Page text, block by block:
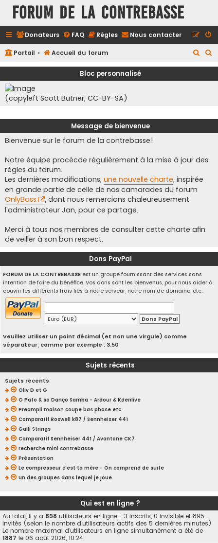
FORUM DE LA CONTREBASSE
Donateurs FAQ Règles Nous contacter
Portail Accueil du forum
e
e
Bloc personnalisé
(copyleft Scott Butner, CC-BY-SA)
Message de bienvenue
Bienvenue sur le forum de la contrebasse!
Notre équipe procècde régulièrement à la mise à jour des
règles du forum.
Les dernières modifications, une nouvelle charte, inspirée
en grande partie de celle de nos camarades du forum
OnlyBass
, dont nous remercions chaleureusement
l'administrateur Jan, pour ce partage.
Merci à tous nos membres de consulter cette charte afin
de veiller à son bon respect.
Dons PayPal
FORUM DE LA CONTREBASSE est un groupe fournissant des services sans
intention de faire du bénéfice. Vos dons sont les bienvenus, pour nous aider à
couvrir les différents frais liés à notre serveur, notre nom de domaine, etc..
Veuillez utiliser un point décimal (et non une virgule) comme
séparateur, comme par exemple : 3.50
Sujets récents
Sujets récents
Oliv D et G
O Pato & so Danço Samba - Ardour & Kdenlive
Preampli maison coupe bas phase etc.
Comparatif Roswell k87 / Sennheiser 441
Galli Strings
Comparatif Sennheiser 441 / Avantone CK7
recherche mini contrebasse
Présentation
Le compresseur c'est ta mère - On comprend de suite
Un des groupes dans lequel je joue
Qui est en ligne ?
Au total, il y a 898 utilisateurs en ligne :: 3 inscrits, 0 invisible et 895
invités (selon le nombre d’utilisateurs actifs des 5 dernières minutes)
Le nombre maximal d’utilisateurs en ligne simultanément a été de
1887 le 06 août 2026, 10:24